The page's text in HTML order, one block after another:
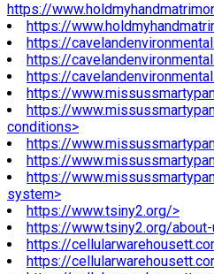
https://
https://
https://
https://
https://
https://
https://
conditions>
https://
https://
https://
system>
https://www.tsiny2.org/>
https://www.tsiny2.org/
https://
https://